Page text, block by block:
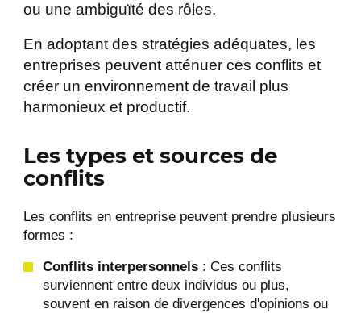
ou une ambiguïté des rôles.
En adoptant des stratégies adéquates, les
entreprises peuvent atténuer ces conflits et
créer un environnement de travail plus
harmonieux et productif.
Les types et sources de
conflits
Les conflits en entreprise peuvent prendre plusieurs
formes :
Conflits interpersonnels : Ces conflits
surviennent entre deux individus ou plus,
souvent en raison de divergences d'opinions ou